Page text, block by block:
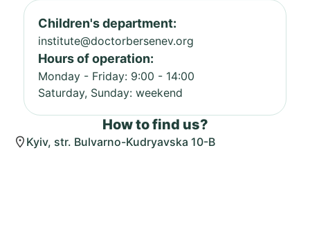
Children's department:
institute@doctorbersenev.org
Hours of operation:
Monday - Friday: 9:00 - 14:00
Saturday, Sunday: weekend
How to find us?
Kyiv, str. Bulvarno-Kudryavska 10-B